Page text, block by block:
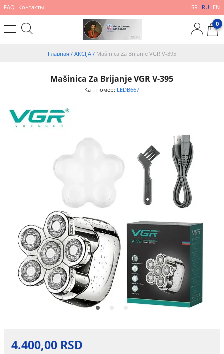
FAQ Контакты SR RU EN
0
Главная / AKCIJA / Mašinica Za Brijanje VGR V-395
Mašinica Za Brijanje VGR V-395
Кат. номер: LEDB667
4.400,00 RSD